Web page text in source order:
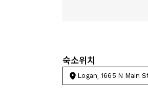
숙소위치
Logan, 1665 N Main